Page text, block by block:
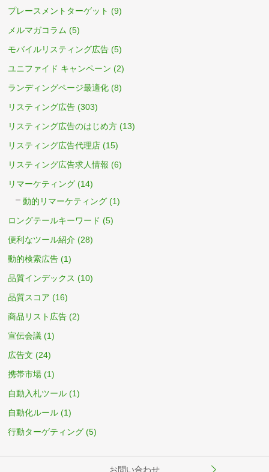
プレースメントターゲット (9)
メルマガコラム (5)
モバイルリスティング広告 (5)
ユニファイド キャンペーン (2)
ランディングページ最適化 (8)
リスティング広告 (303)
リスティング広告のはじめ方 (13)
リスティング広告代理店 (15)
リスティング広告求人情報 (6)
リマーケティング (14)
動的リマーケティング (1)
ロングテールキーワード (5)
便利なツール紹介 (28)
動的検索広告 (1)
品質インデックス (10)
品質スコア (16)
商品リスト広告 (2)
宣伝会議 (1)
広告文 (24)
携帯市場 (1)
自動入札ツール (1)
自動化ルール (1)
行動ターゲティング (5)
お問い合わせ